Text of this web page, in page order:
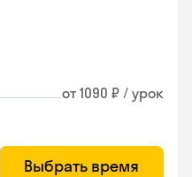
от 1090 ₽ / урок
Выбрать время